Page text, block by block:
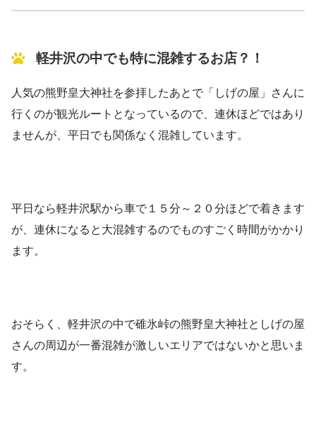
軽井沢の中でも特に混雑するお店？！
人気の熊野皇大神社を参拝したあとで「しげの屋」さんに
行くのが観光ルートとなっているので、連休ほどではあり
ませんが、平日でも関係なく混雑しています。
平日なら軽井沢駅から車で１５分～２０分ほどで着きます
が、連休になると大混雑するのでものすごく時間がかかり
ます。
おそらく、軽井沢の中で碓氷峠の熊野皇大神社としげの屋
さんの周辺が一番混雑が激しいエリアではないかと思いま
す。